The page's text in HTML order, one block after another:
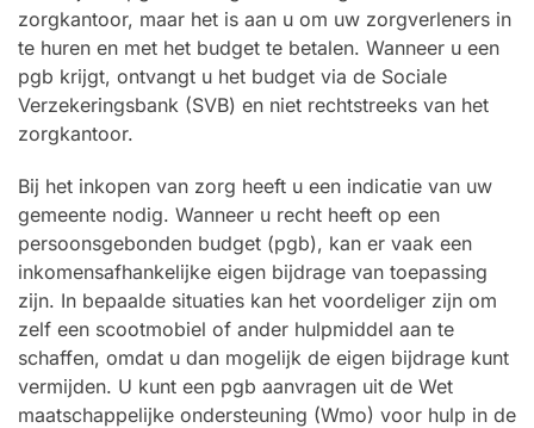
zorgkantoor, maar het is aan u om uw zorgverleners in
te huren en met het budget te betalen. Wanneer u een
pgb krijgt, ontvangt u het budget via de Sociale
Verzekeringsbank (SVB) en niet rechtstreeks van het
zorgkantoor.
Bij het inkopen van zorg heeft u een indicatie van uw
gemeente nodig. Wanneer u recht heeft op een
persoonsgebonden budget (pgb), kan er vaak een
inkomensafhankelijke eigen bijdrage van toepassing
zijn. In bepaalde situaties kan het voordeliger zijn om
zelf een scootmobiel of ander hulpmiddel aan te
schaffen, omdat u dan mogelijk de eigen bijdrage kunt
vermijden. U kunt een pgb aanvragen uit de Wet
maatschappelijke ondersteuning (Wmo) voor hulp in de